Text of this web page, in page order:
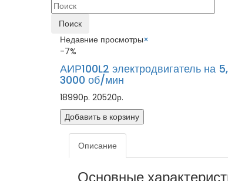
Поиск
Недавние просмотры×
-7%
АИР100L2 электродвигатель на
3000 об/мин
18990р. 20520р.
Добавить в корзину
Описание